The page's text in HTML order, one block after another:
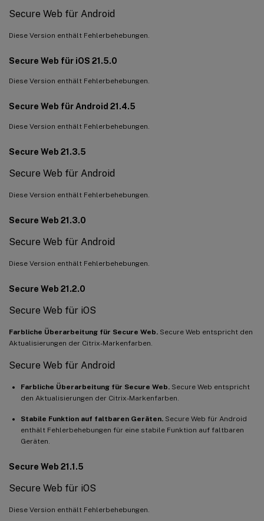
Secure Web für Android
Diese Version enthält Fehlerbehebungen.
Secure Web für iOS 21.5.0
Diese Version enthält Fehlerbehebungen.
Secure Web für Android 21.4.5
Diese Version enthält Fehlerbehebungen.
Secure Web 21.3.5
Secure Web für Android
Diese Version enthält Fehlerbehebungen.
Secure Web 21.3.0
Secure Web für Android
Diese Version enthält Fehlerbehebungen.
Secure Web 21.2.0
Secure Web für iOS
Farbliche Überarbeitung für Secure Web. Secure Web entspricht den
Aktualisierungen der Citrix-Markenfarben.
Secure Web für Android
Farbliche Überarbeitung für Secure Web. Secure Web entspricht
den Aktualisierungen der Citrix-Markenfarben.
Stabile Funktion auf faltbaren Geräten. Secure Web für Android
enthält Fehlerbehebungen für eine stabile Funktion auf faltbaren
Geräten.
Secure Web 21.1.5
Secure Web für iOS
Diese Version enthält Fehlerbehebungen.